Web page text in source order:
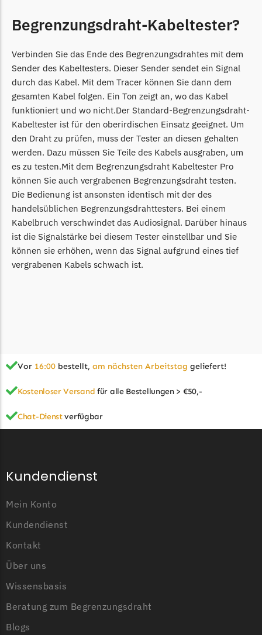
Begrenzungsdraht-Kabeltester?
Verbinden Sie das Ende des Begrenzungsdrahtes mit dem
Sender des Kabeltesters. Dieser Sender sendet ein Signal
durch das Kabel. Mit dem Tracer können Sie dann dem
gesamten Kabel folgen. Ein Ton zeigt an, wo das Kabel
funktioniert und wo nicht.Der Standard-Begrenzungsdraht-
Kabeltester ist für den oberirdischen Einsatz geeignet. Um
den Draht zu prüfen, muss der Tester an diesen gehalten
werden. Dazu müssen Sie Teile des Kabels ausgraben, um
es zu testen.Mit dem Begrenzungsdraht Kabeltester Pro
können Sie auch vergrabenen Begrenzungsdraht testen.
Die Bedienung ist ansonsten identisch mit der des
handelsüblichen Begrenzungsdrahttesters. Bei einem
Kabelbruch verschwindet das Audiosignal. Darüber hinaus
ist die Signalstärke bei diesem Tester einstellbar und Sie
können sie erhöhen, wenn das Signal aufgrund eines tief
vergrabenen Kabels schwach ist.
Vor 16:00 bestellt, am nächsten Arbeitstag geliefert!
Kostenloser Versand für alle Bestellungen > €50,-
Chat-Dienstverfügbar
Kundendienst
Mein Konto
Kundendienst
Kontakt
Über uns
Wissensbasis
Beratung zum Begrenzungsdraht
Blogs